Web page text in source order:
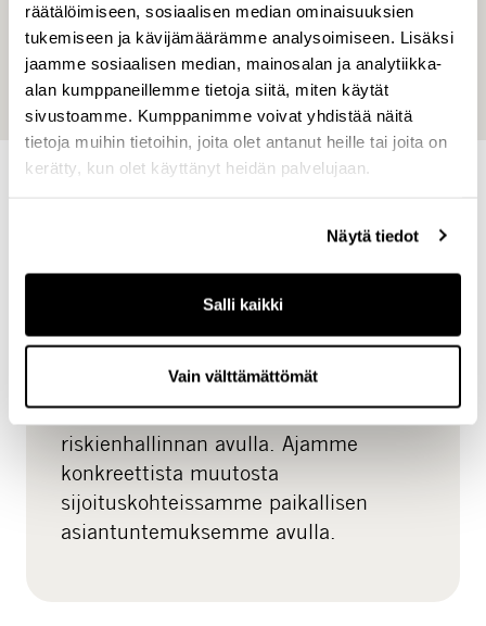
räätälöimiseen, sosiaalisen median ominaisuuksien
tukemiseen ja kävijämäärämme analysoimiseen. Lisäksi
jaamme sosiaalisen median, mainosalan ja analytiikka-
alan kumppaneillemme tietoja siitä, miten käytät
sivustoamme. Kumppanimme voivat yhdistää näitä
tietoja muihin tietoihin, joita olet antanut heille tai joita on
kerätty, kun olet käyttänyt heidän palvelujaan.
Näytä tiedot
Salli kaikki
Vain välttämättömät
kaupungeissa sijaitsevista kauppa-, logistiikka- ja
toimistokiinteistöistäsekä
asuntokehityshankkeista.
LUE LISÄÄ
CapMan Real Estate on erikoistunut
Tunnistamme mahdollisuuksia ja
luomme arvoa tavoitteenamme tuottaa
houkuttelevaa tuottoa kurinalaisen
riskienhallinnan avulla. Ajamme
konkreettista muutosta
sijoituskohteissamme paikallisen
asiantuntemuksemme avulla.